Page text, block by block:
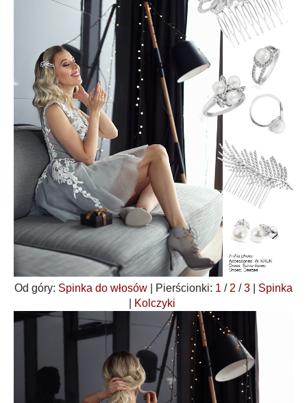
Od góry: Spinka do włosów | Pierścionki: 1 /2 /3
Spinka
Kolczyki